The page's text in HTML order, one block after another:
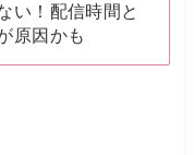
い！配信時間と
原因かも